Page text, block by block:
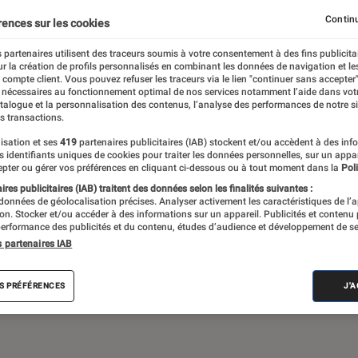
expos… Du suivi de l’actualité aux
et les articles long format,
meilleur de l’actualité culturelle
Album Concert Rap Exposition
sur les cookies
partenaires utilisent des traceurs soumis à votre consentement à des fins
la création de profils personnalisés en combinant les données de navigation et
compte client. Vous pouvez refuser les traceurs via le lien "continuer sans
au fonctionnement optimal de nos services notamment l’aide dans
et la personnalisation des contenus, l’analyse des performances de notre
transactions.
et ses 419 partenaires publicitaires (IAB) stockent et/ou accèdent à des
identifiants uniques de cookies pour traiter les données personnelles, sur un
ou gérer vos préférences en cliquant ci-dessous ou à tout moment dans la
publicitaires (IAB) traitent des données selon les finalités suivantes :
de géolocalisation précises. Analyser activement les caractéristiques de
Stocker et/ou accéder à des informations sur un appareil. Publicités et contenu
des publicités et du contenu, études d’audience et développement de
partenaires IAB
PRÉFÉRENCES